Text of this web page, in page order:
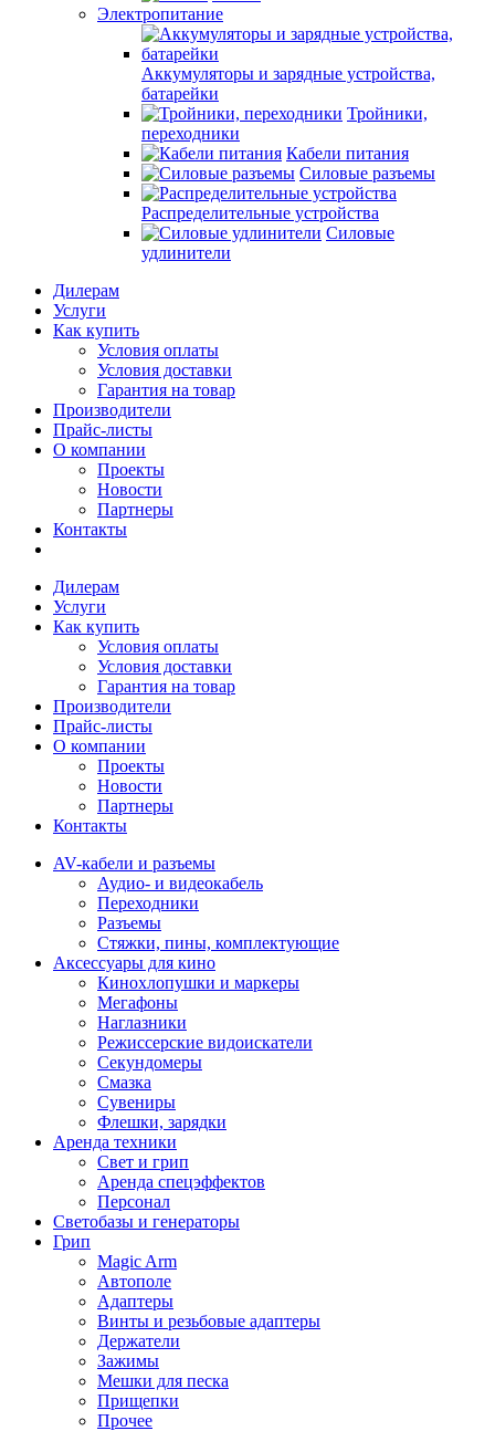
Электропитание
Аккумуляторы и зарядные устройства,
батарейки
Тройники,
переходники
Кабели питания
Силовые разъемы
Распределительные устройства
Силовые
удлинители
Дилерам
Услуги
Как купить
Условия оплаты
Условия доставки
Гарантия на товар
Производители
Прайс-листы
О компании
Проекты
Новости
Партнеры
Контакты
Дилерам
Услуги
Как купить
Условия оплаты
Условия доставки
Гарантия на товар
Производители
Прайс-листы
О компании
Проекты
Новости
Партнеры
Контакты
AV-кабели и разъемы
Аудио- и видеокабель
Переходники
Разъемы
Стяжки, пины, комплектующие
Аксессуары для кино
Кинохлопушки и маркеры
Мегафоны
Наглазники
Режиссерские видоискатели
Секундомеры
Смазка
Сувениры
Флешки, зарядки
Аренда техники
Свет и грип
Аренда спецэффектов
Персонал
Светобазы и генераторы
Грип
Magic Arm
Автополе
Адаптеры
Винты и резьбовые адаптеры
Держатели
Зажимы
Мешки для песка
Прищепки
Прочее